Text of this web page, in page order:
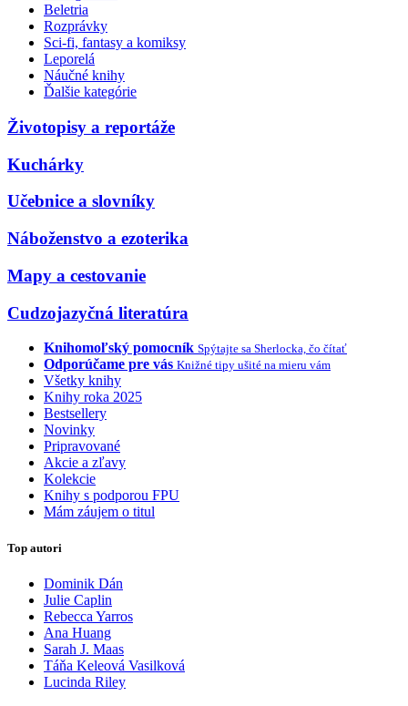
Beletria
Rozprávky
Sci-fi, fantasy a komiksy
Leporelá
Náučné knihy
Ďalšie kategórie
Životopisy a reportáže
Kuchárky
Učebnice a slovníky
Náboženstvo a ezoterika
Mapy a cestovanie
Cudzojazyčná literatúra
Knihomoľský pomocník Spýtajte sa Sherlocka, čo čítať
Odporúčame pre vás Knižné tipy ušité na mieru vám
Všetky knihy
Knihy roka 2025
Bestsellery
Novinky
Pripravované
Akcie a zľavy
Kolekcie
Knihy s podporou FPU
Mám záujem o titul
Top autori
Dominik Dán
Julie Caplin
Rebecca Yarros
Ana Huang
Sarah J. Maas
Táňa Keleová Vasilková
Lucinda Riley